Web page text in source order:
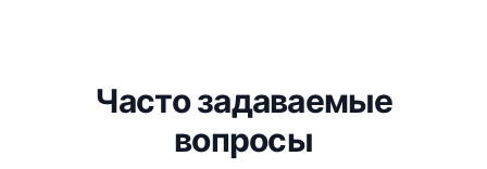
Часто задаваемые
вопросы